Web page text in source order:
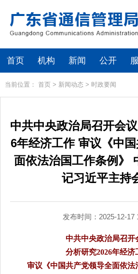
首页 机构 新闻 公开
当前位置： 首页 > 新闻动态 > 时政要闻
中共中央政治局召开会
6年经济工作 审议《中
面依法治国工作条例》
记习近平主持
发布时间：2025-12-17
中共中央政治局召开
分析研究2026年经济
审议《中国共产党领导全面依法